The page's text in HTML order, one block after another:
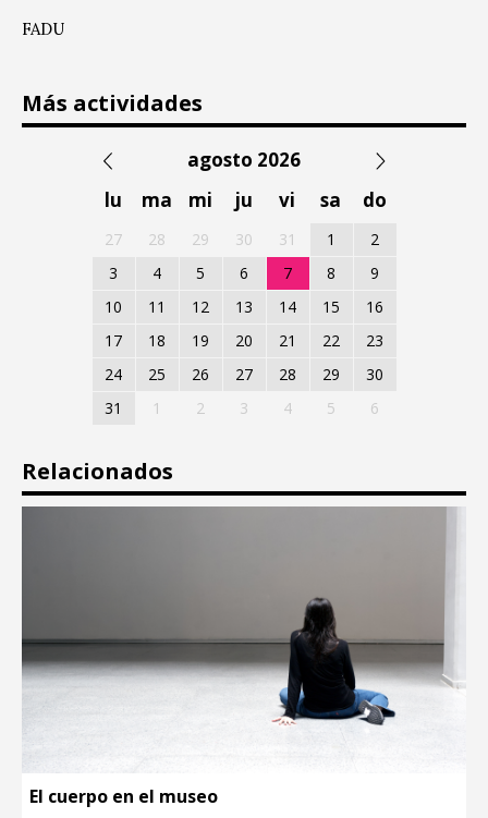
FADU
Más actividades
agosto 2026
lu
ma mi ju vi sa do
27 28 29 30 31 1
2
3
4 5 6 7 8
9
10
11 12 13 14 15
16
17
18 19 20 21 22
23
24
25 26 27 28 29
30
31
1 2 3 4 5 6
Relacionados
El cuerpo en el museo